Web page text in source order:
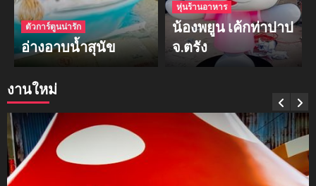
งานใหม่
ตัวการ์ตูนน่ารัก
อ่างอาบน้ำสุนัข
หุ่นร้านอาหาร
น้องพยูน เค้กท่าปาป
จ.ตรัง